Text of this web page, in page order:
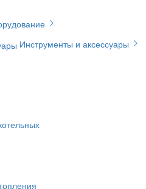
Инструменты и аксессуары